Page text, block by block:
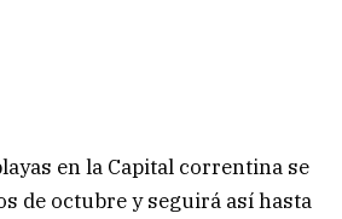
en la Capital correntina se
de octubre y seguirá así hasta